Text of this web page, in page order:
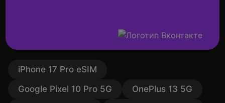
iPhone 17 Pro eSIM
Google Pixel 10 Pro 5G
OnePlus 13 5G